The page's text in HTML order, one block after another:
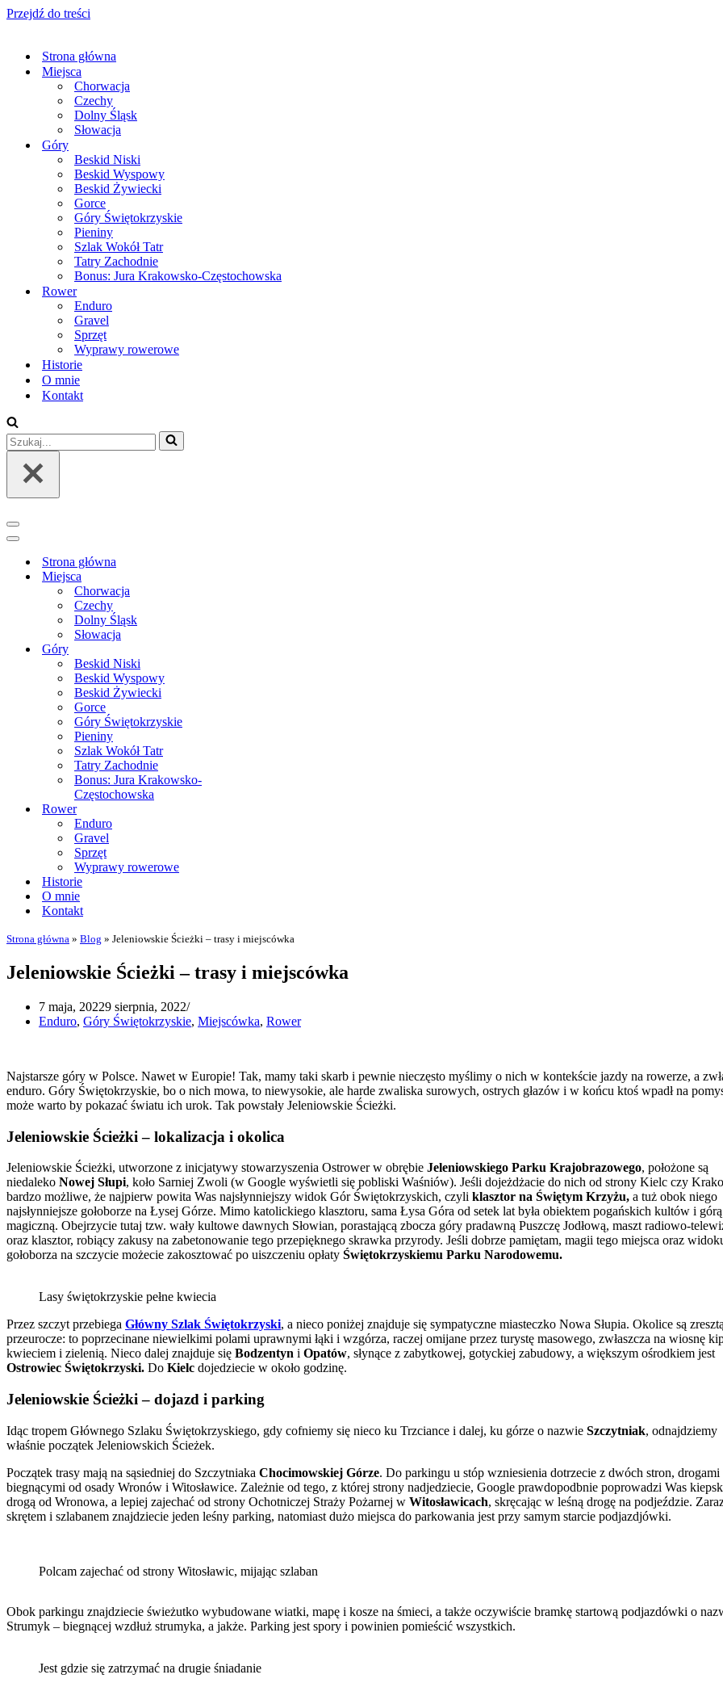
Przejdź do treści
Strona główna
Miejsca
Chorwacja
Czechy
Dolny Śląsk
Słowacja
Góry
Beskid Niski
Beskid Wyspowy
Beskid Żywiecki
Gorce
Góry Świętokrzyskie
Pieniny
Szlak Wokół Tatr
Tatry Zachodnie
Bonus: Jura Krakowsko-Częstochowska
Rower
Enduro
Gravel
Sprzęt
Wyprawy rowerowe
Historie
O mnie
Kontakt
Szukaj...
Menu
nawigacji
Menu
nawigacjiStrona główna
Miejsca
Chorwacja
Czechy
Dolny Śląsk
Słowacja
Góry
Beskid Niski
Beskid Wyspowy
Beskid Żywiecki
Gorce
Góry Świętokrzyskie
Pieniny
Szlak Wokół Tatr
Tatry Zachodnie
Bonus: Jura Krakowsko-
Częstochowska
Rower
Enduro
Gravel
Sprzęt
Wyprawy rowerowe
Historie
O mnie
Kontakt
Strona główna » Blog » Jeleniowskie Ścieżki – trasy i miejscówka
Jeleniowskie Ścieżki – trasy i miejscówka
7 maja, 20229 sierpnia, 2022
Enduro, Góry Świętokrzyskie, Miejscówka, Rower
Najstarsze góry w Polsce. Nawet w Europie! Tak, mamy taki skarb i pewnie nieczęsto myślimy o nich w kontekście jazdy na rowerze, a
enduro. Góry Świętokrzyskie, bo o nich mowa, to niewysokie, ale harde zwaliska surowych, ostrych głazów i w końcu ktoś wpadł na
może warto by pokazać światu ich urok. Tak powstały Jeleniowskie Ścieżki.
Jeleniowskie Ścieżki – lokalizacja i okolica
Jeleniowskie Ścieżki, utworzone z inicjatywy stowarzyszenia Ostrower w obrębie Jeleniowskiego Parku Krajobrazowego, położone są
niedaleko Nowej Słupi, koło Sarniej Zwoli (w Google wyświetli się pobliski Waśniów). Jeśli dojeżdżacie do nich od strony Kielc czy
bardzo możliwe, że najpierw powita Was najsłynniejszy widok Gór Świętokrzyskich, czyli klasztor na Świętym Krzyżu, a tuż obok niego
najsłynniejsze gołoborze na Łysej Górze. Mimo katolickiego klasztoru, sama Łysa Góra od setek lat była obiektem pogańskich kultów i górą
magiczną. Obejrzycie tutaj tzw. wały kultowe dawnych Słowian, porastającą zbocza góry pradawną Puszczę Jodłową, maszt radiowo-
oraz klasztor, robiący zakusy na zabetonowanie tego przepięknego skrawka przyrody. Jeśli dobrze pamiętam, magii tego miejsca oraz
gołoborza na szczycie możecie zakosztować po uiszczeniu opłaty Świętokrzyskiemu Parku Narodowemu.
Lasy świętokrzyskie pełne kwiecia
Przez szczyt przebiega Główny Szlak Świętokrzyski, a nieco poniżej znajduje się sympatyczne miasteczko Nowa Słupia. Okolice są zresztą
przeurocze: to poprzecinane niewielkimi polami uprawnymi łąki i wzgórza, raczej omijane przez turystę masowego, zwłaszcza na wiosnę
kwieciem i zielenią. Nieco dalej znajduje się Bodzentyn i Opatów, słynące z zabytkowej, gotyckiej zabudowy, a większym ośrodkiem jest
Ostrowiec Świętokrzyski. Do Kielc dojedziecie w około godzinę.
Jeleniowskie Ścieżki – dojazd i parking
Idąc tropem Głównego Szlaku Świętokrzyskiego, gdy cofniemy się nieco ku Trzciance i dalej, ku górze o nazwie Szczytniak, odnajdziemy
właśnie początek Jeleniowskich Ścieżek.
Początek trasy mają na sąsiedniej do Szczytniaka Chocimowskiej Górze. Do parkingu u stóp wzniesienia dotrzecie z dwóch stron, drogami
biegnącymi od osady Wronów i Witosławice. Zależnie od tego, z której strony nadjedziecie, Google prawdopodbnie poprowadzi Was
drogą od Wronowa, a lepiej zajechać od strony Ochotniczej Straży Pożarnej w Witosławicach, skręcając w leśną drogę na podjeździe.
skrętem i szlabanem znajdziecie jeden leśny parking, natomiast dużo miejsca do parkowania jest przy samym starcie podjazdjówki.
Polcam zajechać od strony Witosławic, mijając szlaban
Obok parkingu znajdziecie świeżutko wybudowane wiatki, mapę i kosze na śmieci, a także oczywiście bramkę startową podjazdówki o
Strumyk – biegnącej wzdłuż strumyka, a jakże. Parking jest spory i powinien pomieścić wszystkich.
Jest gdzie się zatrzymać na drugie śniadanie